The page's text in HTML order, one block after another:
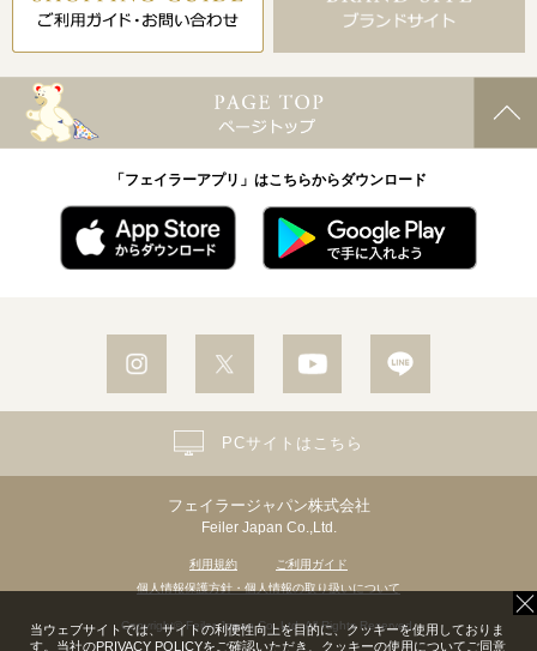
「フェイラーアプリ」はこちらからダウンロード
フェイラージャパン株式会社
Feiler Japan Co.,Ltd.
利用規約
ご利用ガイド
個人情報保護方針・個人情報の取り扱いについて
Copyright© Feiler Japan Co.,Ltd. All Rights Reserved.
PCサイトはこちら
当ウェブサイトでは、サイトの利便性向上を目的に、クッキーを使用しておりま
す。当社のPRIVACY POLICYをご確認いただき、クッキーの使用についてご同意